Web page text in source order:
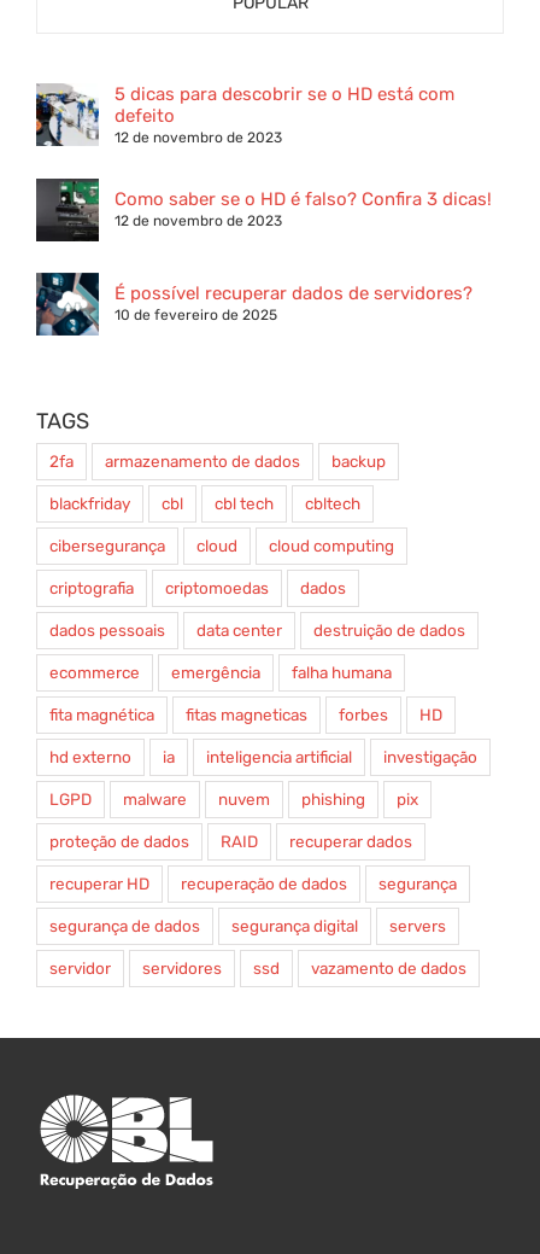
5 dicas para descobrir se o HD está com
defeito
12 de novembro de 2023
Como saber se o HD é falso? Confira 3 dicas!
12 de novembro de 2023
É possível recuperar dados de servidores?
10 de fevereiro de 2025
TAGS
2fa armazenamento de dados backup
blackfriday cbl cbl tech cbltech
cibersegurança cloud cloud computing
criptografia criptomoedas dados
dados pessoais data center destruição de dados
ecommerce emergência falha humana
fita magnética fitas magneticas forbes HD
hd externo ia inteligencia artificial investigação
LGPD malware nuvem phishing pix
proteção de dados RAID recuperar dados
recuperar HD recuperação de dados segurança
segurança de dados segurança digital servers
servidor servidores ssd vazamento de dados